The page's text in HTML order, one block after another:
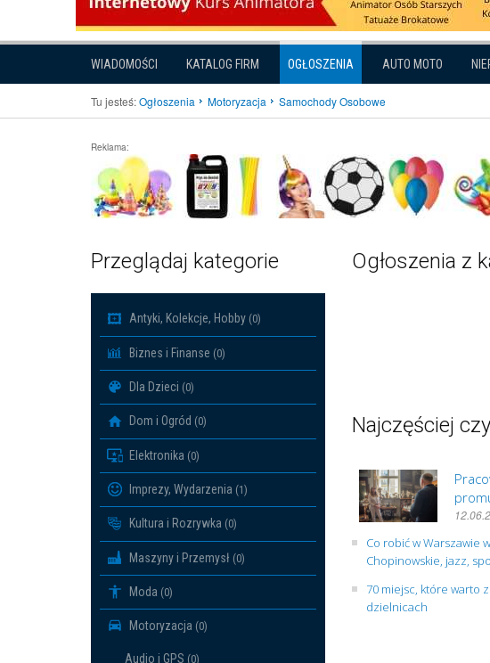
WIADOMOŚCI KATALOG FIRM OGŁOSZENIA AUTO MOTO
Tu jesteś:Ogłoszenia Motoryzacja Samochody Osobowe
Reklama:
Przeglądaj kategorie
Antyki, Kolekcje, Hobby (0)
Biznes i Finanse (0)
Dla Dzieci (0)
Dom i Ogród (0)
Elektronika (0)
Imprezy, Wydarzenia (1)
Kultura i Rozrywka (0)
Maszyny i Przemysł (0)
Moda (0)
Motoryzacja (0)
Audio i GPS (0)
Ogłoszenia z
Najczęściej
Co robić w Warszawie
Chopinowskie, jazz,
70 miejsc, które warto
dzielnicach